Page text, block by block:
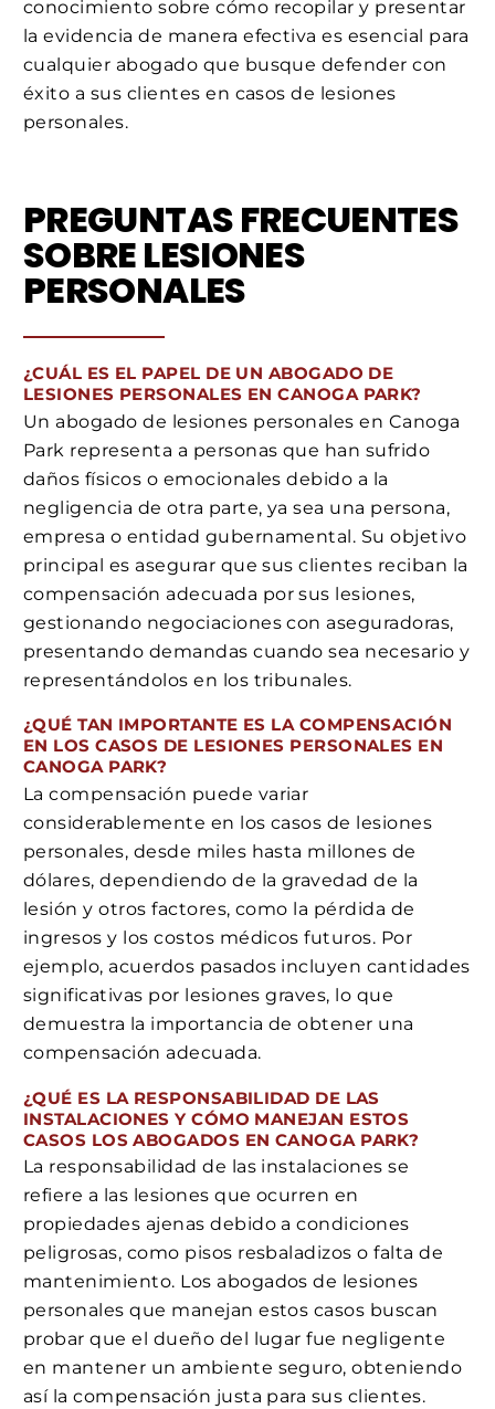
conocimiento sobre cómo recopilar y presentar
la evidencia de manera efectiva es esencial para
cualquier abogado que busque defender con
éxito a sus clientes en casos de lesiones
personales.
PREGUNTAS FRECUENTES
SOBRE LESIONES
PERSONALES
¿CUÁL ES EL PAPEL DE UN ABOGADO DE
LESIONES PERSONALES EN CANOGA PARK?
Un abogado de lesiones personales en Canoga
Park representa a personas que han sufrido
daños físicos o emocionales debido a la
negligencia de otra parte, ya sea una persona,
empresa o entidad gubernamental. Su objetivo
principal es asegurar que sus clientes reciban la
compensación adecuada por sus lesiones,
gestionando negociaciones con aseguradoras,
presentando demandas cuando sea necesario y
representándolos en los tribunales.
¿QUÉ TAN IMPORTANTE ES LA COMPENSACIÓN
EN LOS CASOS DE LESIONES PERSONALES EN
CANOGA PARK?
La compensación puede variar
considerablemente en los casos de lesiones
personales, desde miles hasta millones de
dólares, dependiendo de la gravedad de la
lesión y otros factores, como la pérdida de
ingresos y los costos médicos futuros. Por
ejemplo, acuerdos pasados incluyen cantidades
significativas por lesiones graves, lo que
demuestra la importancia de obtener una
compensación adecuada.
¿QUÉ ES LA RESPONSABILIDAD DE LAS
INSTALACIONES Y CÓMO MANEJAN ESTOS
CASOS LOS ABOGADOS EN CANOGA PARK?
La responsabilidad de las instalaciones se
refiere a las lesiones que ocurren en
propiedades ajenas debido a condiciones
peligrosas, como pisos resbaladizos o falta de
mantenimiento. Los abogados de lesiones
personales que manejan estos casos buscan
probar que el dueño del lugar fue negligente
en mantener un ambiente seguro, obteniendo
así la compensación justa para sus clientes.